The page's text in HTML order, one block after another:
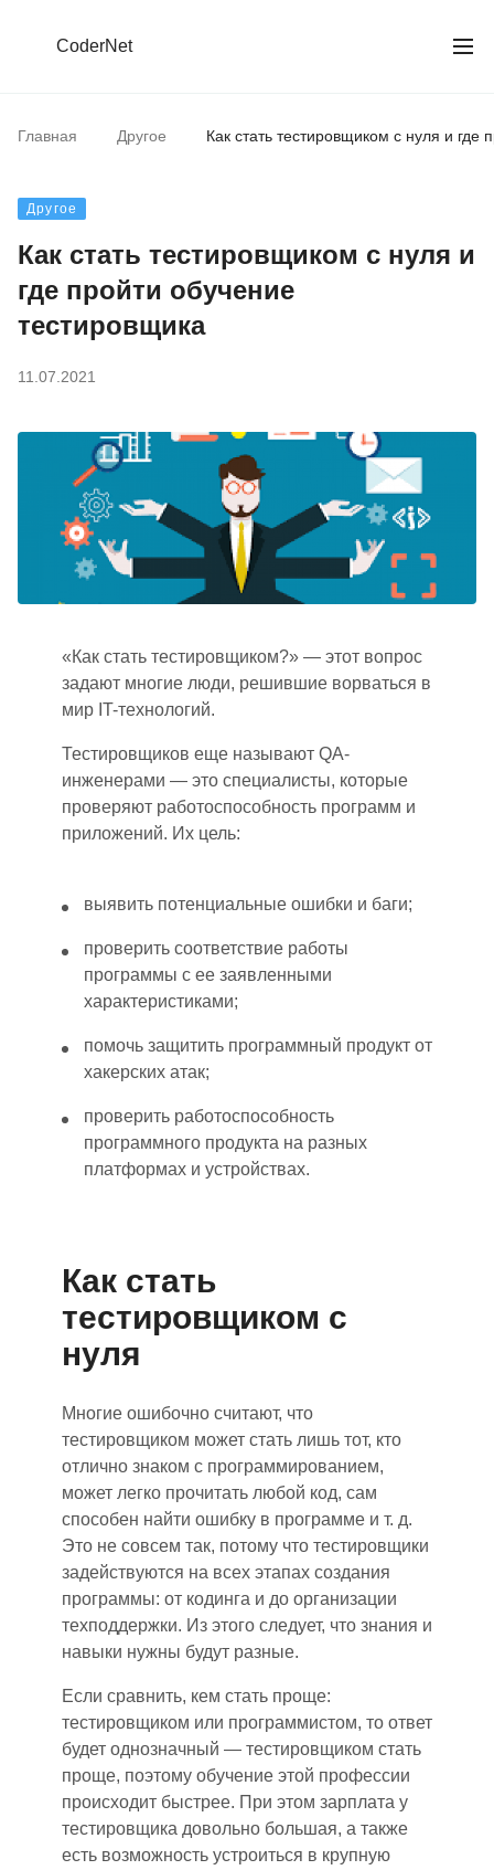
CoderNet
Главная Другое Как стать тестировщиком с нуля и где
Другое
Как стать тестировщиком с нуля и
где пройти обучение
тестировщика
11.07.2021
«Как стать тестировщиком?» — этот вопрос
задают многие люди, решившие ворваться в
мир IT-технологий.
Тестировщиков еще называют QA-
инженерами — это специалисты, которые
проверяют работоспособность программ и
приложений. Их цель:
выявить потенциальные ошибки и баги;
проверить соответствие работы
программы с ее заявленными
характеристиками;
помочь защитить программный продукт от
хакерских атак;
проверить работоспособность
программного продукта на разных
платформах и устройствах.
Как стать
тестировщиком с
нуля
Многие ошибочно считают, что
тестировщиком может стать лишь тот, кто
отлично знаком с программированием,
может легко прочитать любой код, сам
способен найти ошибку в программе и т. д.
Это не совсем так, потому что тестировщики
задействуются на всех этапах создания
программы: от кодинга и до организации
техподдержки. Из этого следует, что знания и
навыки нужны будут разные.
Если сравнить, кем стать проще:
тестировщиком или программистом, то ответ
будет однозначный — тестировщиком стать
проще, поэтому обучение этой профессии
происходит быстрее. При этом зарплата у
тестировщика довольно большая, а также
есть возможность устроиться в крупную